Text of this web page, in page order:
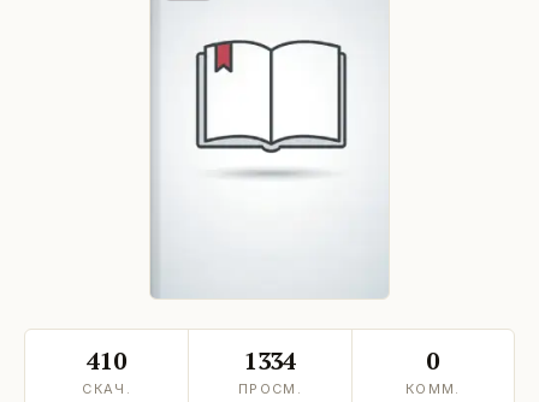
410
СКАЧ.
1334
ПРОСМ.
0
КОММ.